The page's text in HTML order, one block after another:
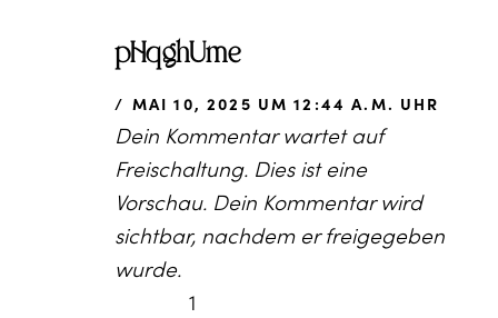
pHqghUme
MAI 10, 2025 UM 12:44 A.M. UHR
Dein Kommentar wartet auf
Freischaltung. Dies ist eine
Vorschau. Dein Kommentar wird
sichtbar, nachdem er freigegeben
wurde.
1